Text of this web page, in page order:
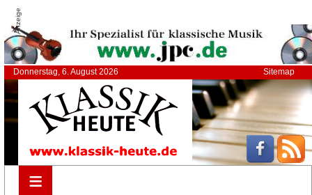
Anzeige
Donnerstag, 6. August 2026 Sitemap
≡
≡